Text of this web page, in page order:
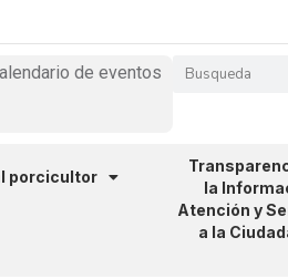
de eventos
porcicultor
la
Atención y
a la